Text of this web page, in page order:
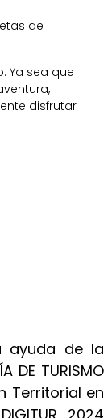
de
Ya sea que
disfrutar
ayuda de la
DE TURISMO
Territorial en